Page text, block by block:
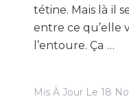
tétine. Mais là il
entre ce qu’elle
l’entoure. Ça …
Mis À Jour Le 18